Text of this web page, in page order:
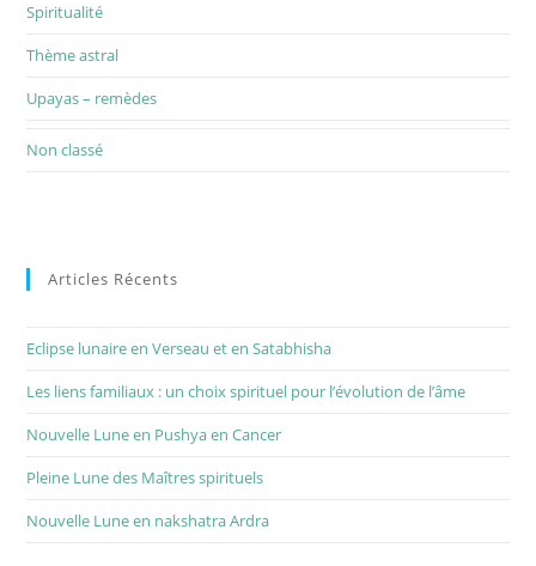
Spiritualité
Thème astral
Upayas – remèdes
Non classé
Articles Récents
Eclipse lunaire en Verseau et en Satabhisha
Les liens familiaux : un choix spirituel pour l’évolution de l’âme
Nouvelle Lune en Pushya en Cancer
Pleine Lune des Maîtres spirituels
Nouvelle Lune en nakshatra Ardra